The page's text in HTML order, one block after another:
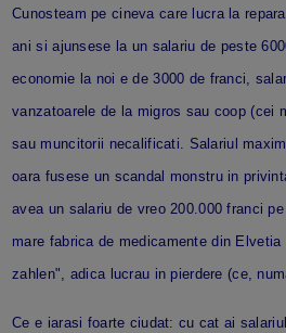
Cunosteam pe cineva care lucra la
ani si ajunsese la un salariu de peste
economie la noi e de 3000 de franci,
vanzatoarele de la migros sau coop (cei
sau muncitorii necalificati. Salariul
oara fusese un scandal monstru in
avea un salariu de vreo 200.000 franci
mare fabrica de medicamente din
zahlen", adica lucrau in pierdere (ce,
Ce e iarasi foarte ciudat: cu cat ai